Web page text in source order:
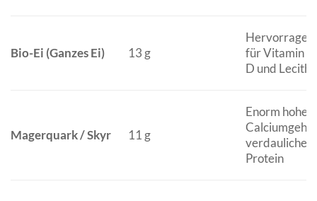
Bio-Ei (Ganzes Ei) 13 g
für Vitamin
D und
Magerquark / Skyr 11 g
Enorm hoher
verdauliches
Protein